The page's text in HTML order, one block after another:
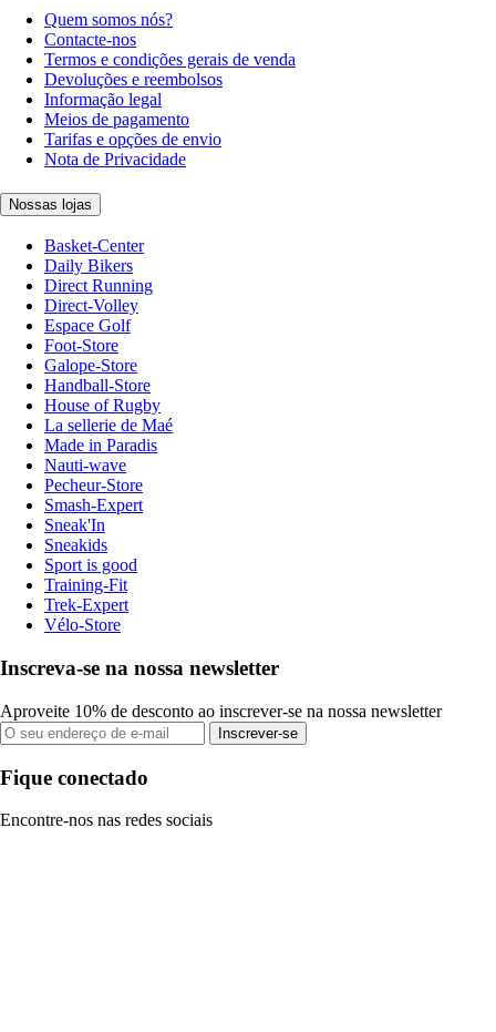
Quem somos nós?
Contacte-nos
Termos e condições gerais de venda
Devoluções e reembolsos
Informação legal
Meios de pagamento
Tarifas e opções de envio
Nota de Privacidade
Nossas lojas
Basket-Center
Daily Bikers
Direct Running
Direct-Volley
Espace Golf
Foot-Store
Galope-Store
Handball-Store
House of Rugby
La sellerie de Maé
Made in Paradis
Nauti-wave
Pecheur-Store
Smash-Expert
Sneak'In
Sneakids
Sport is good
Training-Fit
Trek-Expert
Vélo-Store
Inscreva-se na nossa newsletter
Aproveite 10% de desconto ao inscrever-se na nossa newsletter
Inscrever-se
Fique conectado
Encontre-nos nas redes sociais